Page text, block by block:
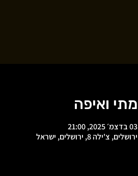
מתי ואיפה
03 בדצמ׳ 2025, 21:00
ירושלים, צ'ילה 8, ירושלים, ישראל